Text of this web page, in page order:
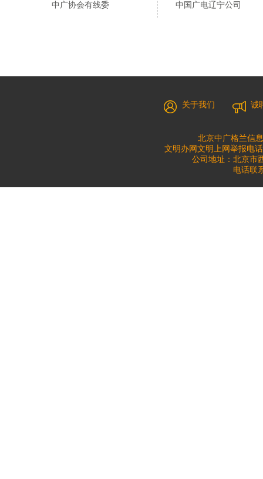
中广协会有线委
中国广电辽宁公司
关于我们 诚
北京中广格兰信
文明办网文明上网举报电
公司地址：北京市
电话联